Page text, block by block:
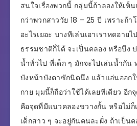
สนใจเรื่องพวกนี้ กลุ่มนี้ถ้าลองให้เห็
กว่าพวกสาววัย 18 – 25 ปี เพราะถ้
อะไรเยอะ บางทีเล่นเอาเราหดอาย
ธรรมชาติก็ได้ จะเป็นคลอง หรือบึง
น้ำทั่วไป ที่เด็ก ๆ มักจะไปเล่นน้ำกัน
บังหน้าบังตาซักนิดนึง แล้วแอ่นออกใ
กาย มุมนี้ก็ถือว่าใช้ได้เลยทีเดียว อี
คือจุดที่มีแนวคลองขวางกั้น หรือไม่ก็
เด็กสาว ๆ จะอยู่กันคนละฝั่ง ถ้าเป็น